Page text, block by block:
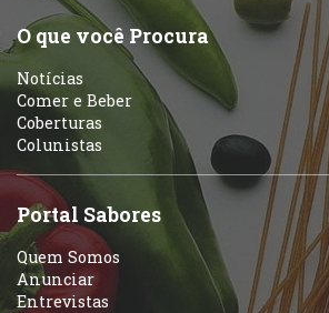
O que você Procura
Notícias
Comer e Beber
Coberturas
Colunistas
Portal Sabores
Quem Somos
Anunciar
Entrevistas